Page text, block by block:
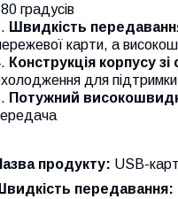
градусів
Швидкість
карти, а
Конструкція корпусу
для
Потужний
продукту: USB-
передавання: